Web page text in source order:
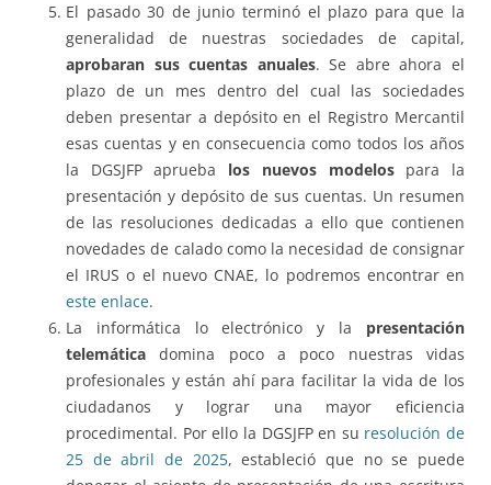
El pasado 30 de junio terminó el plazo para que la
generalidad de nuestras sociedades de capital,
aprobaran sus cuentas anuales. Se abre ahora el
plazo de un mes dentro del cual las sociedades
deben presentar a depósito en el Registro Mercantil
esas cuentas y en consecuencia como todos los años
la DGSJFP aprueba los nuevos modelospara la
presentación y depósito de sus cuentas. Un resumen
de las resoluciones dedicadas a ello que contienen
novedades de calado como la necesidad de consignar
el IRUS o el nuevo CNAE, lo podremos encontrar en
este enlace.
La informática lo electrónico y la presentación
telemática domina poco a poco nuestras vidas
profesionales y están ahí para facilitar la vida de los
ciudadanos y lograr una mayor eficiencia
procedimental. Por ello la DGSJFP en su resolución de
25 de abril de 2025, estableció que no se puede